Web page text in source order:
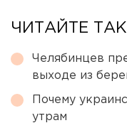
ЧИТАЙТЕ
Челябинцев
выходе из
Почему
утрам